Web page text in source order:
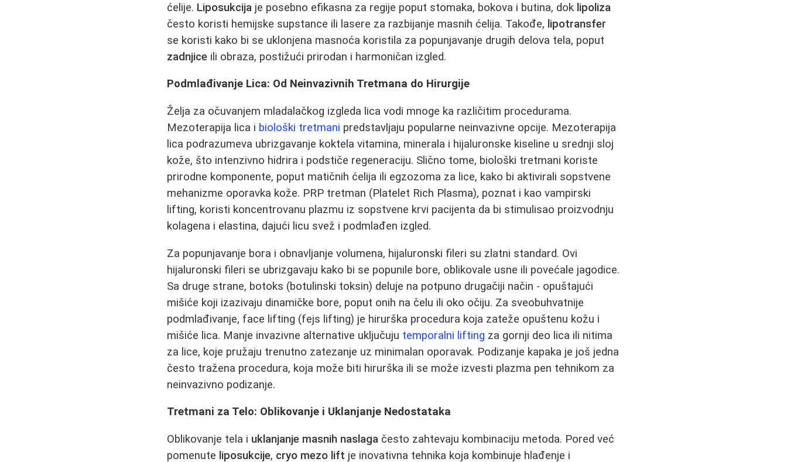
ćelije. Liposukcija je posebno efikasna za regije poput stomaka, bokova i butina, dok lipoliza
često koristi hemijske supstance ili lasere za razbijanje masnih ćelija. Takođe, lipotransfer
se koristi kako bi se uklonjena masnoća koristila za popunjavanje drugih delova tela, poput
zadnjice ili obraza, postižući prirodan i harmoničan izgled.
Podmlađivanje Lica: Od Neinvazivnih Tretmana do Hirurgije
Želja za očuvanjem mladalačkog izgleda lica vodi mnoge ka različitim procedurama.
Mezoterapija lica i biološki tretmani predstavljaju popularne neinvazivne opcije. Mezoterapija
lica podrazumeva ubrizgavanje koktela vitamina, minerala i hijaluronske kiseline u srednji sloj
kože, što intenzivno hidrira i podstiče regeneraciju. Slično tome, biološki tretmani koriste
prirodne komponente, poput matičnih ćelija ili egzozoma za lice, kako bi aktivirali sopstvene
mehanizme oporavka kože. PRP tretman (Platelet Rich Plasma), poznat i kao vampirski
lifting, koristi koncentrovanu plazmu iz sopstvene krvi pacijenta da bi stimulisao proizvodnju
kolagena i elastina, dajući licu svež i podmlađen izgled.
Za popunjavanje bora i obnavljanje volumena, hijaluronski fileri su zlatni standard. Ovi
hijaluronski fileri se ubrizgavaju kako bi se popunile bore, oblikovale usne ili povećale jagodice.
Sa druge strane, botoks (botulinski toksin) deluje na potpuno drugačiji način - opuštajući
mišiće koji izazivaju dinamičke bore, poput onih na čelu ili oko očiju. Za sveobuhvatnije
podmlađivanje, face lifting (fejs lifting) je hirurška procedura koja zateže opuštenu kožu i
mišiće lica. Manje invazivne alternative uključuju temporalni lifting za gornji deo lica ili nitima
za lice, koje pružaju trenutno zatezanje uz minimalan oporavak. Podizanje kapaka je još jedna
često tražena procedura, koja može biti hirurška ili se može izvesti plazma pen tehnikom za
neinvazivno podizanje.
Tretmani za Telo: Oblikovanje i Uklanjanje Nedostataka
Oblikovanje tela i uklanjanje masnih naslaga često zahtevaju kombinaciju metoda. Pored već
pomenute liposukcije, cryo mezo lift je inovativna tehnika koja kombinuje hlađenje i